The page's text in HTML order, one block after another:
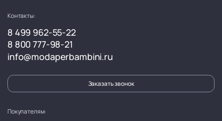
Контакты:
8 499 962-55-22
8 800 777-98-21
info@modaperbambini.ru
Заказать звонок
Покупателям: